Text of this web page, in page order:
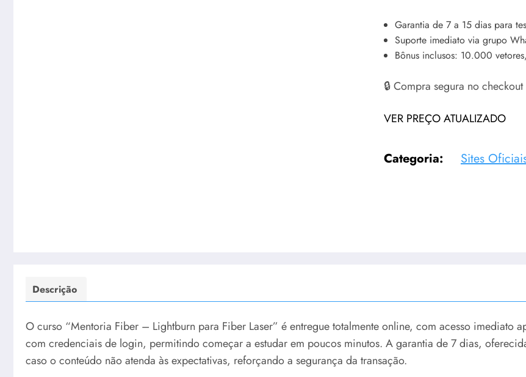
Garantia de 7 a 15 dias para
Suporte imediato via grupo
Bônus inclusos: 10.000
🔒 Compra segura no
VER PREÇO ATUALIZADO
Categoria: Sites
Descrição
O curso “Mentoria Fiber – Lightburn para Fiber Laser” é entregue totalmente online, com acesso imediato
com credenciais de login, permitindo começar a estudar em poucos minutos. A garantia de 7 dias,
caso o conteúdo não atenda às expectativas, reforçando a segurança da transação.